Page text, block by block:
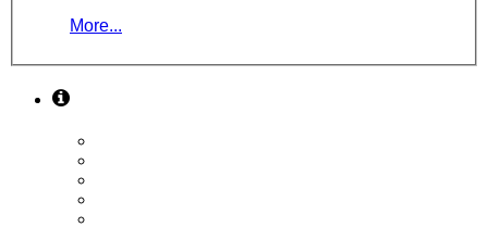
More...